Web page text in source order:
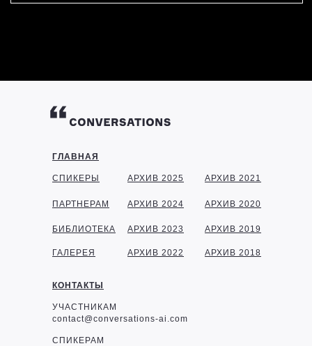
ГЛАВНАЯ
КОНТАКТЫ
СПИКЕРЫ
ПАРТНЕРАМ
БИБЛИОТЕКА
УЧАСТНИКАМ
contact@conversations-ai.com
СПИКЕРАМ
ГАЛЕРЕЯ
АРХИВ 2025
АРХИВ 2024
АРХИВ 2023
АРХИВ 2022
АРХИВ 2021
АРХИВ 2020
АРХИВ 2019
АРХИВ 2018